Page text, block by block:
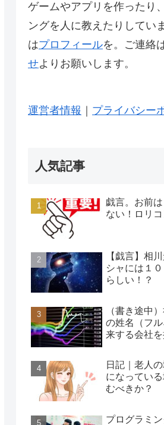
ゲームやアプリを作ったり
ングを人に教えたりしてい
はプロフィールを。ご連絡
せよりお願いします。
運営者情報 プライバシー
人気記事
戯言。お前
ない！ロリコ
【戯言】相
シャには１
らしい！？
（書き途中
の姓名（フ
来する会社
日記｜老人
になってい
むべきか？
プログラミン